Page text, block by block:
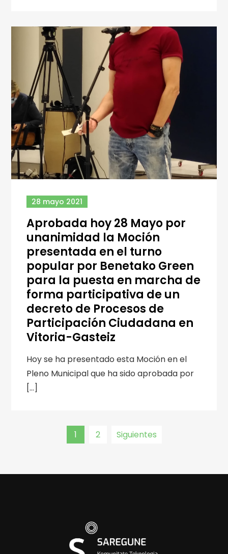
28 mayo 2021
Aprobada hoy 28 Mayo por
unanimidad la Moción
presentada en el turno
popular por Benetako Green
para la puesta en marcha de
forma participativa de un
decreto de Procesos de
Participación Ciudadana en
Vitoria-Gasteiz
Hoy se ha presentado esta Moción en el
Pleno Municipal que ha sido aprobada por
[…]
Navegación
de
1 2 Siguientes